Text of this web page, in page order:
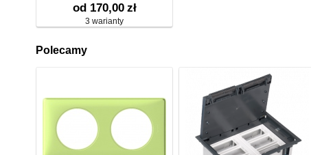
od 170,00 zł
3 warianty
Polecamy